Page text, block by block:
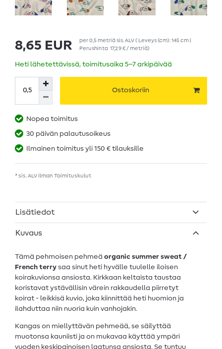
8,65 EUR per0,5 metriäsis. ALV( Leveys (cm): 145 cm |
Perushinta 17,29 € / metriä)
Heti lähetettävissä, toimitusaika 5–7 arkipäivää
Ostoskoriin
Nopea toimitus
30 päivän palautusoikeus
Ilmainen toimitus yli 150 € tilauksille
* sis. ALV ilman Toimituskulut
Lisätiedot
Kuvaus
Tämä pehmoisen pehmeä organic summer sweat /
French terry saa sinut heti hyvälle tuulelle iloisen
koirakuvionsa ansiosta. Kirkkaan keltaista taustaa
koristavat ystävällisin värein rakkaudella piirretyt
koirat - leikkisä kuvio, joka kiinnittää heti huomion ja
ilahduttaa niin nuoria kuin vanhojakin.
Kangas on miellyttävän pehmeää, se säilyttää
muotonsa kauniisti ja on mukavaa käyttää ympäri
vuoden keskipainoisen laatunsa ansiosta. Se tuntuu